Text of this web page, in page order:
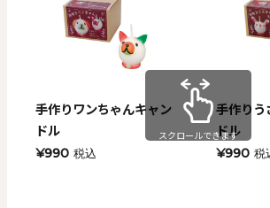
手作りワンちゃんキャン
ドル
¥990 税込
手作りう
ドル
¥990 税
スクロールできます